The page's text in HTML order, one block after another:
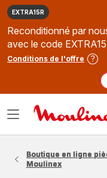
EXTRA15R
Reconditionné par
avec le code
Conditions de l'offre
Ouvrir
Boutique en ligne
Moulinex